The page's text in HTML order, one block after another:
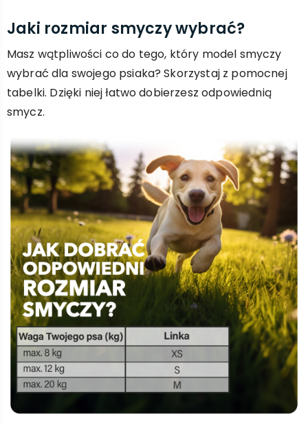
Jaki rozmiar smyczy wybrać?
Masz wątpliwości co do tego, który model smyczy
wybrać dla swojego psiaka? Skorzystaj z pomocnej
tabelki. Dzięki niej łatwo dobierzesz odpowiednią
smycz.